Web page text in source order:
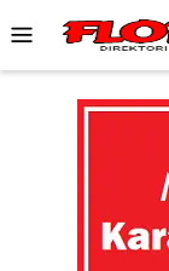
to
content
Mobile
Menu